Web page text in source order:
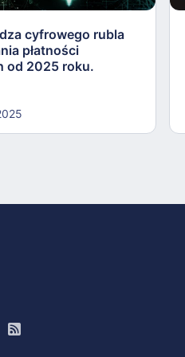
cyfrowego rubla
płatności
od 2025 roku.